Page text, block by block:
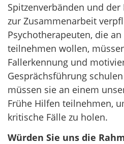
Spitzenverbänden und der
zur Zusammenarbeit
Psychotherapeuten, die
teilnehmen wollen,
Fallerkennung und
Gesprächsführung
müssen sie an einem
Frühe Hilfen teilnehmen,
kritische Fälle zu holen.
Würden Sie uns die